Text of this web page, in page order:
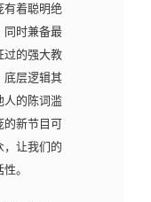
有着聪明绝
同时兼备最
过的强大教
底层逻辑其
人的陈词滥
的新节目可
，让我们的
。